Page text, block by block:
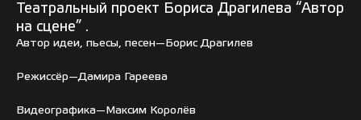
Театральный проект Бориса Драгилева “Автор
на сцене” .
Автор идеи, пьесы, песен—Борис Драгилев
Режиссёр—Дамира Гареева
Видеографика—Максим Королёв